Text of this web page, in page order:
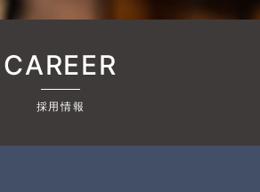
CAREER
採用情報